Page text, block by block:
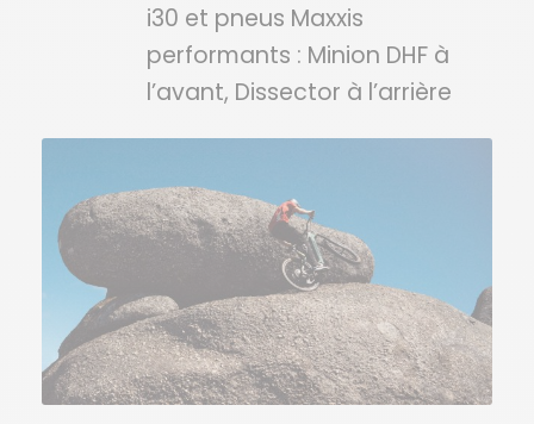
i30 et pneus Maxxis
performants : Minion DHF à
l’avant, Dissector à l’arrière